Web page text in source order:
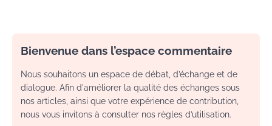
Bienvenue dans l’espace commentaire
Nous souhaitons un espace de débat, d’échange et de
dialogue. Afin d'améliorer la qualité des échanges sous
nos articles, ainsi que votre expérience de contribution,
nous vous invitons à consulter nos règles d’utilisation.